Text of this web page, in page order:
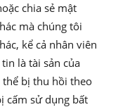
chia sẻ mật
mà chúng tôi
kể cả nhân viên
tin là tài sản của
thể bị thu hồi theo
cấm sử dụng bất